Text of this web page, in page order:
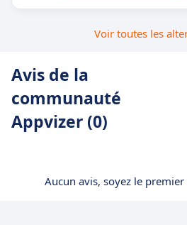
Voir toutes les
Avis de la
communauté
Appvizer (0)
Aucun avis, soyez le